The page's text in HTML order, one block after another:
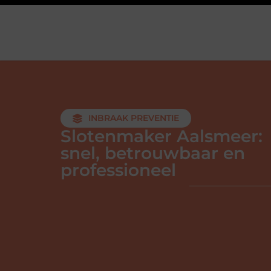
INBRAAK PREVENTIE
Slotenmaker Aalsmeer:
snel, betrouwbaar en
professioneel